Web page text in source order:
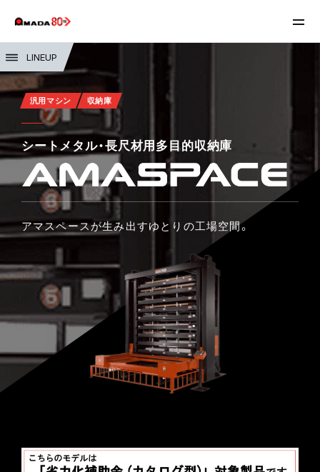
LINEUP
汎用マシン 収納庫
シートメタル・長尺材用多目的収納庫
アマスペースが生み出すゆとりの工場空間。